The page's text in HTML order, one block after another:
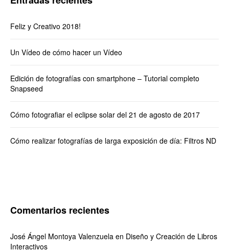
Feliz y Creativo 2018!
Un Vídeo de cómo hacer un Vídeo
Edición de fotografías con smartphone – Tutorial completo
Snapseed
Cómo fotografiar el eclipse solar del 21 de agosto de 2017
Cómo realizar fotografías de larga exposición de día: Filtros ND
Comentarios recientes
José Ángel Montoya Valenzuela en Diseño y Creación de Libros
Interactivos